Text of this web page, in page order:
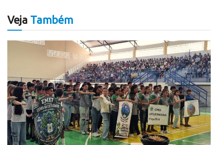
Veja Também